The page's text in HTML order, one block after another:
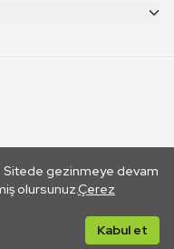
Sitede gezinmeye devam
olursunuz.Çerez
Kabul et
yoluyla gidilen dış